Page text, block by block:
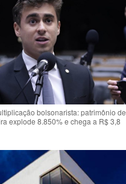
bolsonarista: patrimônio de
explode 8.850% e chega a R$ 3,8